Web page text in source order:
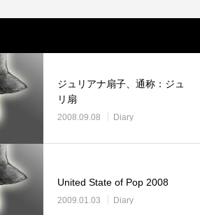
ジュリアナ扇子、通称：ジュ
リ扇
2008.09.08 Diary
United State of Pop 2008
2009.01.03 Diary